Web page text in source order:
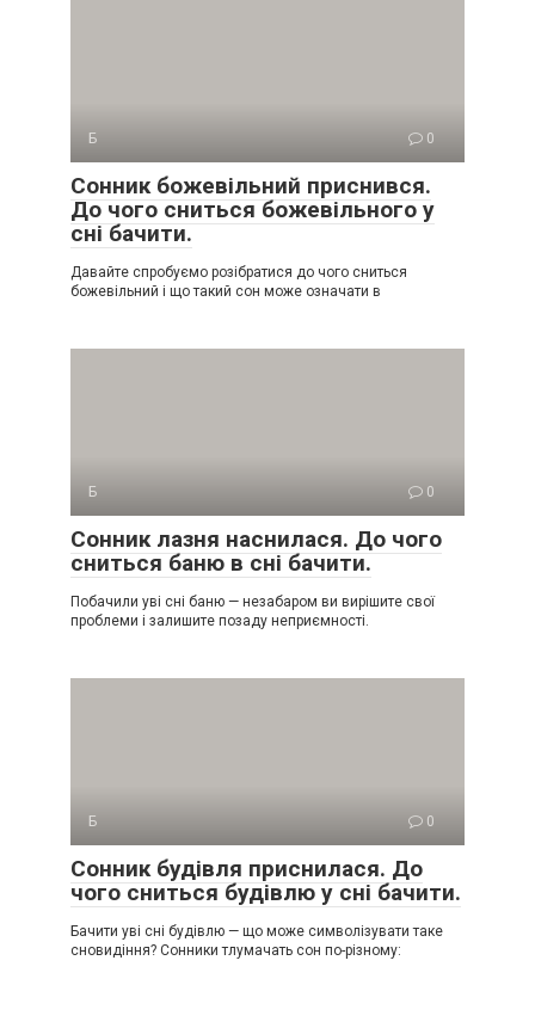
Б 0
Сонник божевільний приснився.
До чого сниться божевільного у
сні бачити.
Давайте спробуємо розібратися до чого сниться
божевільний і що такий сон може означати в
Б 0
Сонник лазня наснилася. До чого
сниться баню в сні бачити.
Побачили уві сні баню — незабаром ви вирішите свої
проблеми і залишите позаду неприємності.
Б 0
Сонник будівля приснилася. До
чого сниться будівлю у сні бачити.
Бачити уві сні будівлю — що може символізувати таке
сновидіння? Сонники тлумачать сон по-різному: